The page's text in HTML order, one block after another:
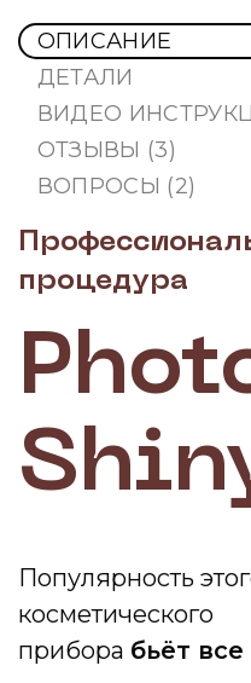
ОПИСАНИЕ
ДЕТАЛИ
ВИДЕО
ОТЗЫВЫ (3)
ВОПРОСЫ (2)
процедура
Популярность
косметического
прибора бьёт